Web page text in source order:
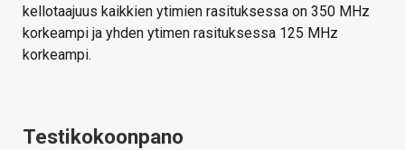
kellotaajuus kaikkien ytimien rasituksessa on 350 MHz
korkeampi ja yhden ytimen rasituksessa 125 MHz
korkeampi.
Testikokoonpano